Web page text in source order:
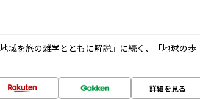
域を旅の雑学とともに解説』に続く、「地球の歩
詳細を見る